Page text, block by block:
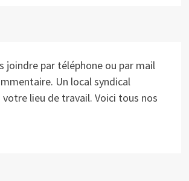
joindre par téléphone ou par mail
Un local syndical
votre lieu de travail. Voici tous nos